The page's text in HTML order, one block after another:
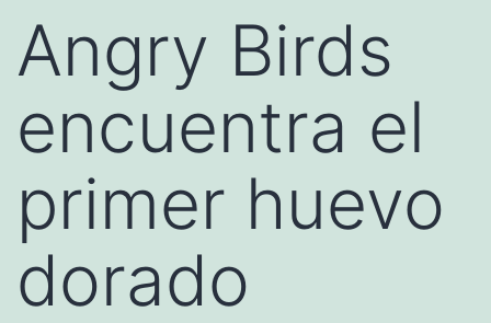
Angry Birds
encuentra el
primer huevo
dorado